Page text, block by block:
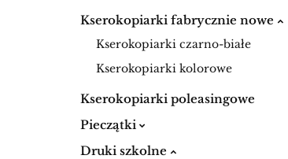
Kserokopiarki fabrycznie nowe
Kserokopiarki czarno-białe
Kserokopiarki kolorowe
Kserokopiarki poleasingowe
Pieczątki
Druki szkolne